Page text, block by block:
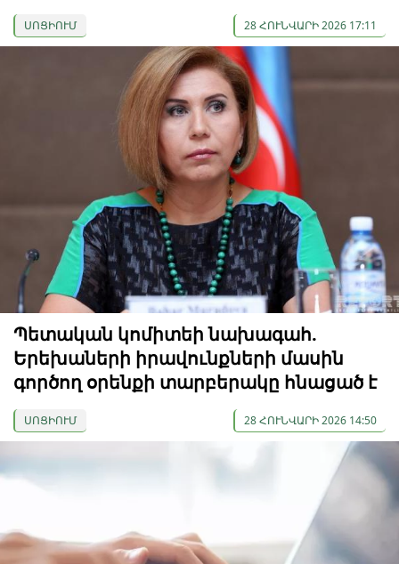
ՍՈՑԻՈՒՄ 28 ՀՈՒՆՎԱՐԻ 2026 17:11
Պետական ​​կոմիտեի նախագահ.
Երեխաների իրավունքների մասին
գործող օրենքի տարբերակը հնացած է
ՍՈՑԻՈՒՄ 28 ՀՈՒՆՎԱՐԻ 2026 14:50